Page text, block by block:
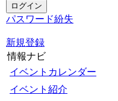
パスワード紛失
新規登録
情報ナビ
イベントカレンダー
イベント紹介